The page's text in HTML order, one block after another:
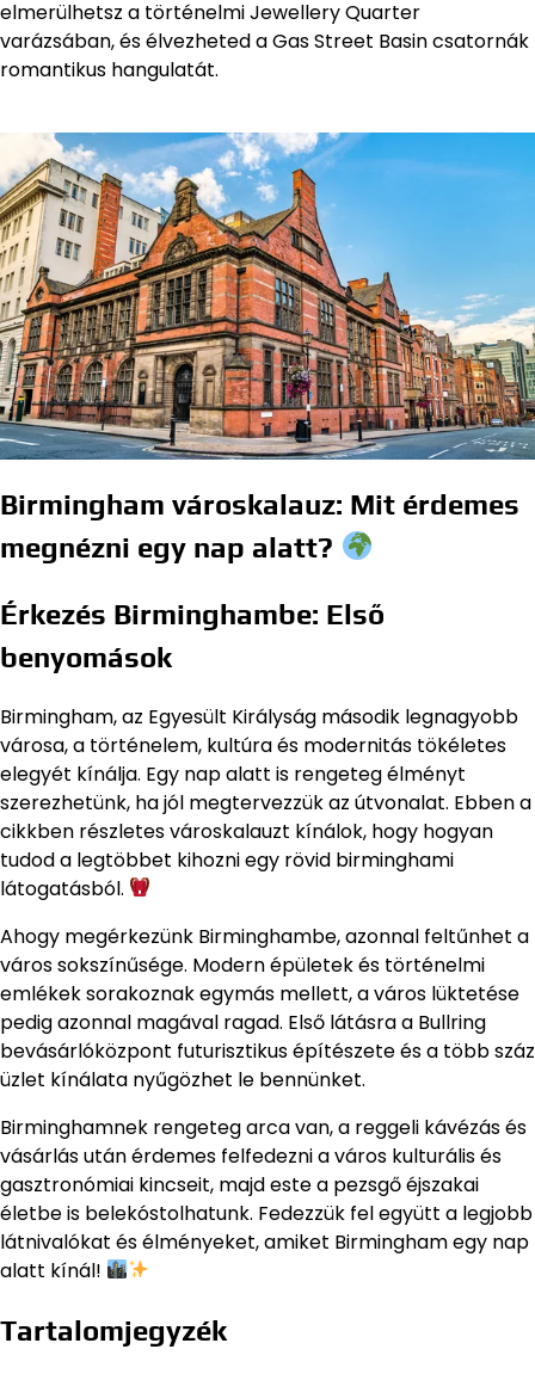
elmerülhetsz a történelmi Jewellery Quarter
varázsában, és élvezheted a Gas Street Basin csatornák
romantikus hangulatát.
Birmingham városkalauz: Mit érdemes
megnézni egy nap alatt?
Érkezés Birminghambe: Első
benyomások
Birmingham, az Egyesült Királyság második legnagyobb
városa, a történelem, kultúra és modernitás tökéletes
elegyét kínálja. Egy nap alatt is rengeteg élményt
szerezhetünk, ha jól megtervezzük az útvonalat. Ebben a
cikkben részletes városkalauzt kínálok, hogy hogyan
tudod a legtöbbet kihozni egy rövid birminghami
látogatásból.
Ahogy megérkezünk Birminghambe, azonnal feltűnhet a
város sokszínűsége. Modern épületek és történelmi
emlékek sorakoznak egymás mellett, a város lüktetése
pedig azonnal magával ragad. Első látásra a Bullring
bevásárlóközpont futurisztikus építészete és a több száz
üzlet kínálata nyűgözhet le bennünket.
Birminghamnek rengeteg arca van, a reggeli kávézás és
vásárlás után érdemes felfedezni a város kulturális és
gasztronómiai kincseit, majd este a pezsgő éjszakai
életbe is belekóstolhatunk. Fedezzük fel együtt a legjobb
látnivalókat és élményeket, amiket Birmingham egy nap
alatt kínál!
Tartalomjegyzék